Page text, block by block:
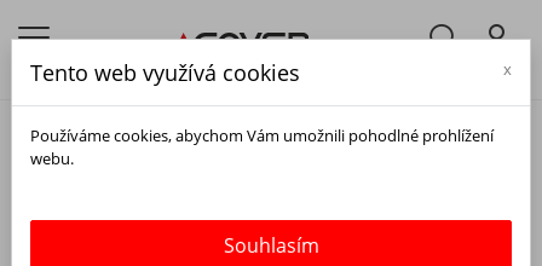
Tento web využívá cookies x
Používáme cookies, abychom Vám umožnili pohodlné prohlížení
webu.
Souhlasím